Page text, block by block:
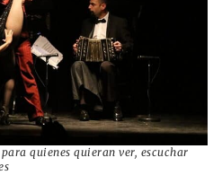
quienes quieran ver, escuchar